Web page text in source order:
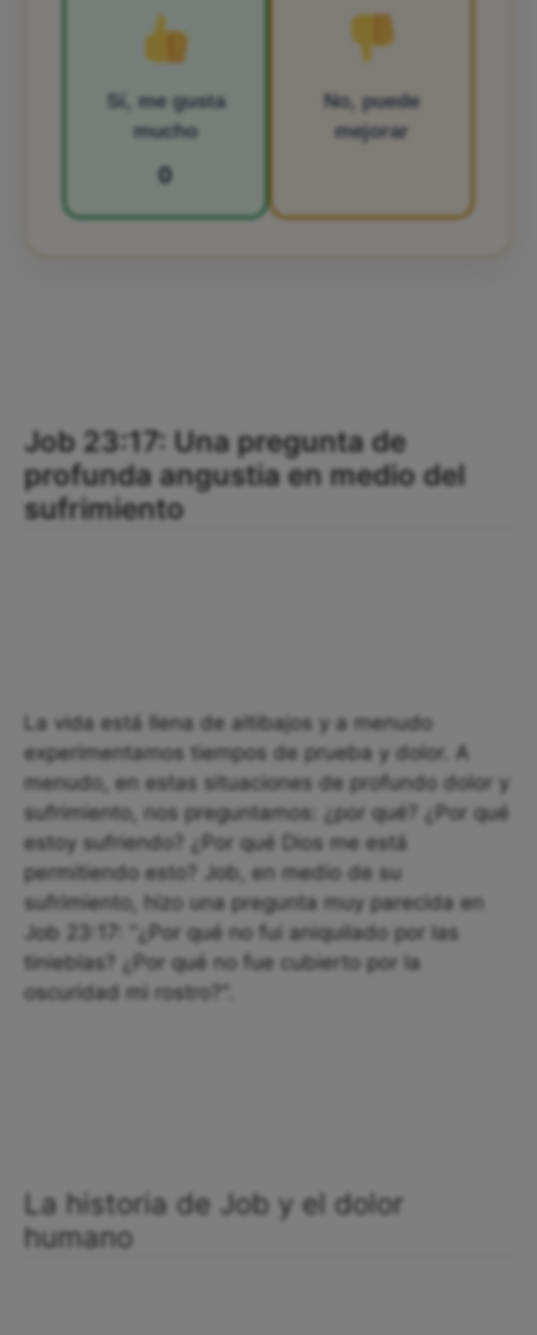
Sí, me gusta
mucho
0
No, puede
mejorar
Job 23:17: Una pregunta de
profunda angustia en medio del
sufrimiento
La vida está llena de altibajos y a menudo
experimentamos tiempos de prueba y dolor. A
menudo, en estas situaciones de profundo dolor y
sufrimiento, nos preguntamos: ¿por qué? ¿Por qué
estoy sufriendo? ¿Por qué Dios me está
permitiendo esto? Job, en medio de su
sufrimiento, hizo una pregunta muy parecida en
Job 23:17: "¿Por qué no fui aniquilado por las
tinieblas? ¿Por qué no fue cubierto por la
oscuridad mi rostro?".
La historia de Job y el dolor
humano